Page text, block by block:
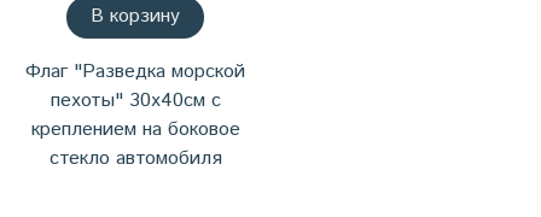
В корзину
Флаг "Разведка морской
пехоты" 30х40см с
креплением на боковое
стекло автомобиля